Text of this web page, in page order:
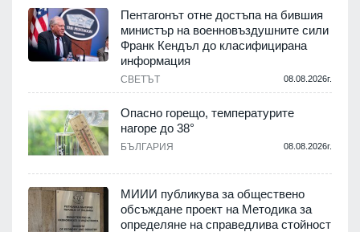
Пентагонът отне достъпа на бившия
министър на военновъздушните сили
Франк Кендъл до класифицирана
информация
СВЕТЪТ 08.08.2026г.
Опасно горещо, температурите
нагоре до 38°
БЪЛГАРИЯ 08.08.2026г.
МИИИ публикува за обществено
обсъждане проект на Методика за
определяне на справедлива стойност